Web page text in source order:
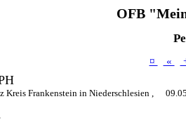
OFB
¤ «
Kreis Frankenstein in Niederschlesien ,